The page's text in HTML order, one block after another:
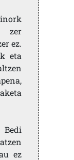
zer
ez.
eta
Bedi
ez